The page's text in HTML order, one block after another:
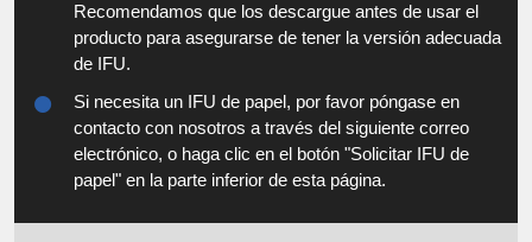
Recomendamos que los descargue antes de usar el
producto para asegurarse de tener la versión adecuada
de IFU.
Si necesita un IFU de papel, por favor póngase en
contacto con nosotros a través del siguiente correo
electrónico, o haga clic en el botón "Solicitar IFU de
papel" en la parte inferior de esta página.